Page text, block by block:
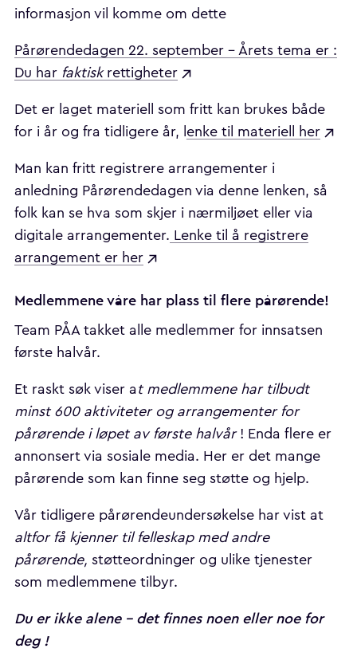
informasjon vil komme om dette
Pårørendedagen 22. september - Årets tema er :
Du har faktisk rettigheter
Det er laget materiell som fritt kan brukes både
for i år og fra tidligere år, l enke til materiell her
Man kan fritt registrere arrangementer i
anledning Pårørendedagen via denne lenken, så
folk kan se hva som skjer i nærmiljøet eller via
digitale arrangementer. Lenke til å registrere
arrangement er her
Medlemmene våre har plass til flere pårørende!
Team PÅA takket alle medlemmer for innsatsen
første halvår.
Et raskt søk viser at medlemmene har tilbudt
minst 600 aktiviteter og arrangementer for
pårørende i løpet av første halvår! Enda flere er
annonsert via sosiale media. Her er det mange
pårørende som kan finne seg støtte og hjelp.
Vår tidligere pårørendeundersøkelse har vist at
altfor få kjenner til felleskap med andre
pårørende, støtteordninger og ulike tjenester
som medlemmene tilbyr.
Du er ikke alene - det finnes noen eller noe for
deg !